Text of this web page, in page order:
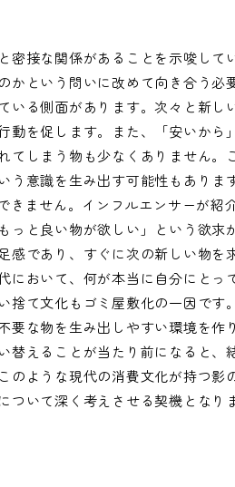
密接な関係があることを示唆して
かという問いに改めて向き合う必
いる側面があります。次々と新し
を促します。また、「安いから」
てしまう物も少なくありません。
意識を生み出す可能性もあります
きません。インフルエンサーが紹
っと良い物が欲しい」という欲求
感であり、すぐに次の新しい物を
において、何が本当に自分にとっ
捨て文化もゴミ屋敷化の一因です
要な物を生み出しやすい環境を作
替えることが当たり前になると、
のような現代の消費文化が持つ影
ついて深く考えさせる契機となり